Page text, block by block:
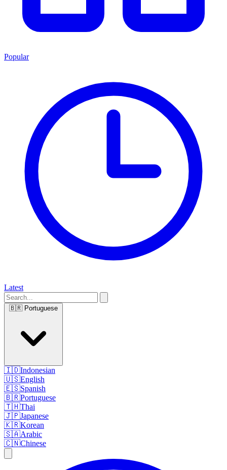
Popular
Latest
🇧🇷 Portuguese
🇮🇩Indonesian
🇺🇸English
🇪🇸Spanish
🇧🇷Portuguese
🇹🇭Thai
🇯🇵Japanese
🇰🇷Korean
🇸🇦Arabic
🇨🇳Chinese